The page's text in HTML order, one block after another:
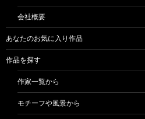
会社概要
あなたのお気に入り作品
作品を探す
作家一覧から
モチーフや風景から